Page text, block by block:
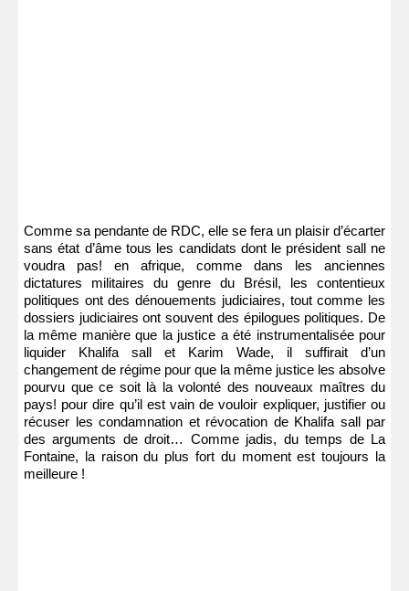
Comme sa pendante de RDC, elle se fera un plaisir d’écarter
sans état d’âme tous les candidats dont le président sall ne
voudra pas! en afrique, comme dans les anciennes
dictatures militaires du genre du Brésil, les contentieux
politiques ont des dénouements judiciaires, tout comme les
dossiers judiciaires ont souvent des épilogues politiques. De
la même manière que la justice a été instrumentalisée pour
liquider Khalifa sall et Karim Wade, il suffirait d’un
changement de régime pour que la même justice les absolve
pourvu que ce soit là la volonté des nouveaux maîtres du
pays! pour dire qu’il est vain de vouloir expliquer, justifier ou
récuser les condamnation et révocation de Khalifa sall par
des arguments de droit… Comme jadis, du temps de La
Fontaine, la raison du plus fort du moment est toujours la
meilleure !